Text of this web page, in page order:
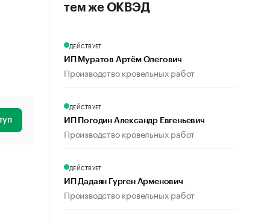
тем же ОКВЭД
ДЕЙСТВУЕТ
ИП Муратов Артём Олегович
Производство кровельных работ
ДЕЙСТВУЕТ
ИП Погодин Александр Евгеньевич
Производство кровельных работ
ДЕЙСТВУЕТ
ИП Дадаян Гурген Арменович
Производство кровельных работ